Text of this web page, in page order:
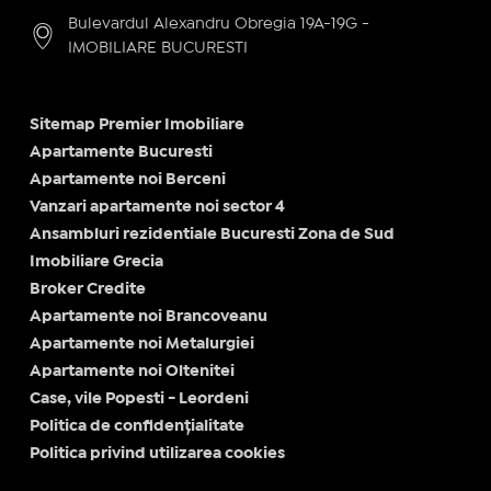
Bulevardul Alexandru Obregia 19A-19G -
IMOBILIARE BUCURESTI
Sitemap Premier Imobiliare
Apartamente Bucuresti
Apartamente noi Berceni
Vanzari apartamente noi sector 4
Ansambluri rezidentiale Bucuresti Zona de Sud
Imobiliare Grecia
Broker Credite
Apartamente noi Brancoveanu
Apartamente noi Metalurgiei
Apartamente noi Oltenitei
Case, vile Popesti - Leordeni
Politica de confidențialitate
Politica privind utilizarea cookies